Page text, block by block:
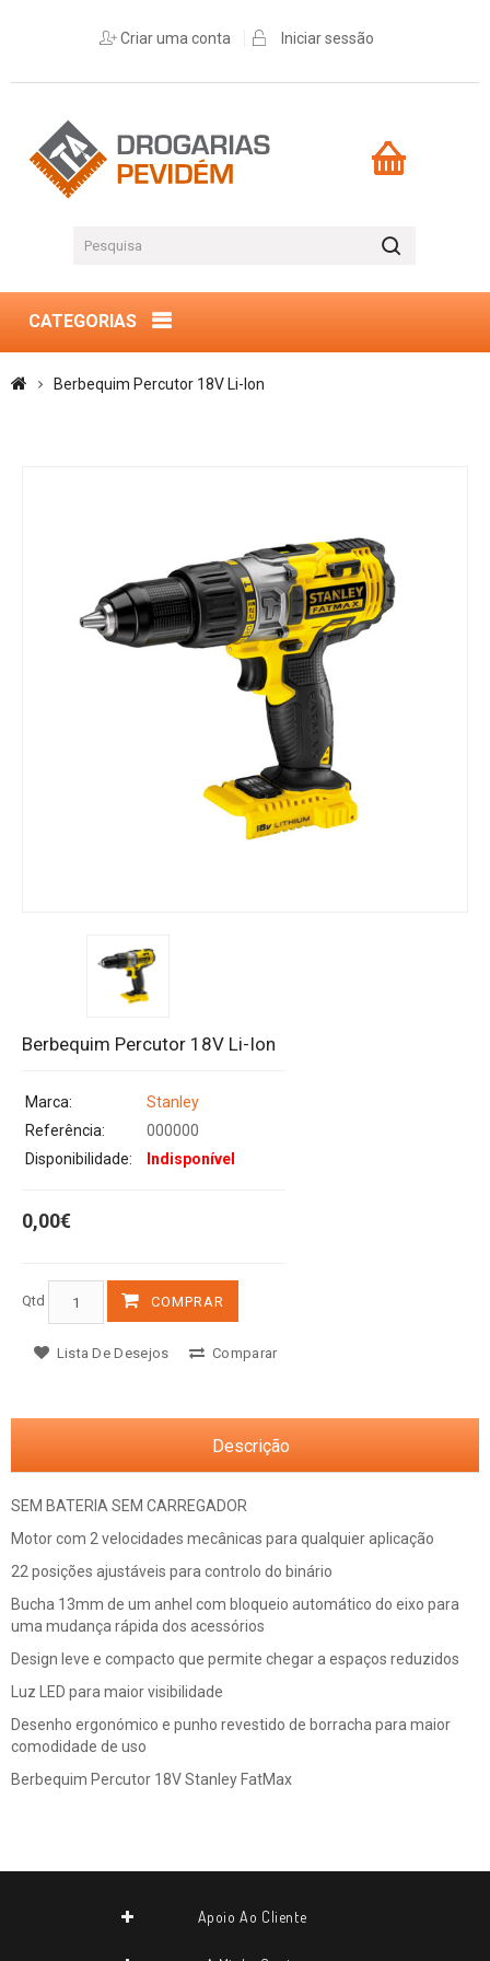
Criar uma conta Iniciar sessão
CATEGORIAS
Berbequim Percutor 18V Li-Ion
Berbequim Percutor 18V Li-Ion
Marca:
Stanley
Referência:
000000
Disponibilidade:
Indisponível
0,00€
Qtd COMPRAR
Lista De Desejos Comparar
Descrição
SEM BATERIA SEM CARREGADOR
Motor com 2 velocidades mecânicas para qualquier aplicação
22 posições ajustáveis para controlo do binário
Bucha 13mm de um anhel com bloqueio automático do eixo para
uma mudança rápida dos acessórios
Design leve e compacto que permite chegar a espaços reduzidos
Luz LED para maior visibilidade
Desenho ergonómico e punho revestido de borracha para maior
comodidade de uso
Berbequim Percutor 18V Stanley FatMax
Apoio Ao Cliente